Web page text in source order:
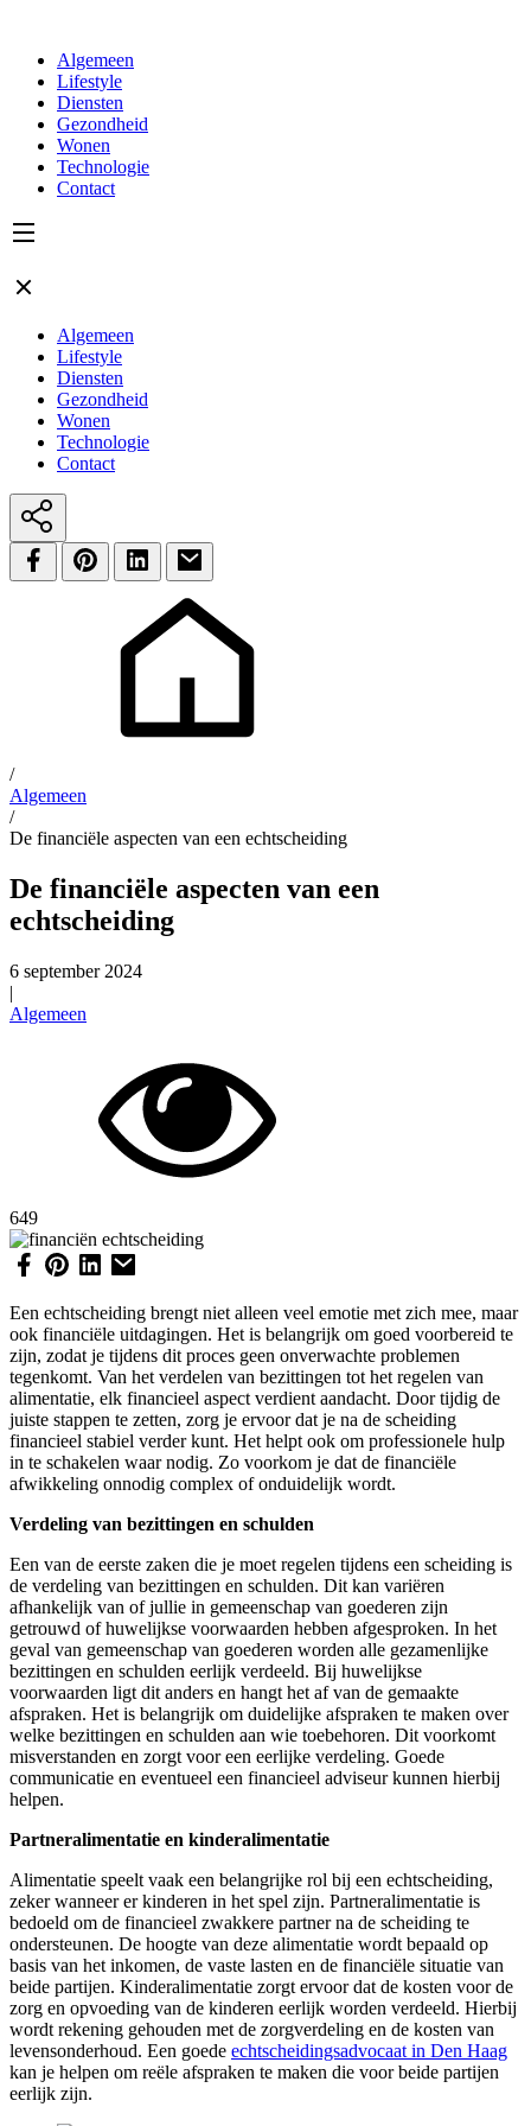
Algemeen
Lifestyle
Diensten
Gezondheid
Wonen
Technologie
Contact
Algemeen
Lifestyle
Diensten
Gezondheid
Wonen
Technologie
Contact
/
Algemeen
/
De financiële aspecten van een echtscheiding
De financiële aspecten van een
echtscheiding
6 september 2024
|
Algemeen
649
Een echtscheiding brengt niet alleen veel emotie met zich mee, maar
ook financiële uitdagingen. Het is belangrijk om goed voorbereid te
zijn, zodat je tijdens dit proces geen onverwachte problemen
tegenkomt. Van het verdelen van bezittingen tot het regelen van
alimentatie, elk financieel aspect verdient aandacht. Door tijdig de
juiste stappen te zetten, zorg je ervoor dat je na de scheiding
financieel stabiel verder kunt. Het helpt ook om professionele hulp
in te schakelen waar nodig. Zo voorkom je dat de financiële
afwikkeling onnodig complex of onduidelijk wordt.
Verdeling van bezittingen en schulden
Een van de eerste zaken die je moet regelen tijdens een scheiding is
de verdeling van bezittingen en schulden. Dit kan variëren
afhankelijk van of jullie in gemeenschap van goederen zijn
getrouwd of huwelijkse voorwaarden hebben afgesproken. In het
geval van gemeenschap van goederen worden alle gezamenlijke
bezittingen en schulden eerlijk verdeeld. Bij huwelijkse
voorwaarden ligt dit anders en hangt het af van de gemaakte
afspraken. Het is belangrijk om duidelijke afspraken te maken over
welke bezittingen en schulden aan wie toebehoren. Dit voorkomt
misverstanden en zorgt voor een eerlijke verdeling. Goede
communicatie en eventueel een financieel adviseur kunnen hierbij
helpen.
Partneralimentatie en kinderalimentatie
Alimentatie speelt vaak een belangrijke rol bij een echtscheiding,
zeker wanneer er kinderen in het spel zijn. Partneralimentatie is
bedoeld om de financieel zwakkere partner na de scheiding te
ondersteunen. De hoogte van deze alimentatie wordt bepaald op
basis van het inkomen, de vaste lasten en de financiële situatie van
beide partijen. Kinderalimentatie zorgt ervoor dat de kosten voor de
zorg en opvoeding van de kinderen eerlijk worden verdeeld. Hierbij
wordt rekening gehouden met de zorgverdeling en de kosten van
levensonderhoud. Een goede echtscheidingsadvocaat in Den Haag
kan je helpen om reële afspraken te maken die voor beide partijen
eerlijk zijn.